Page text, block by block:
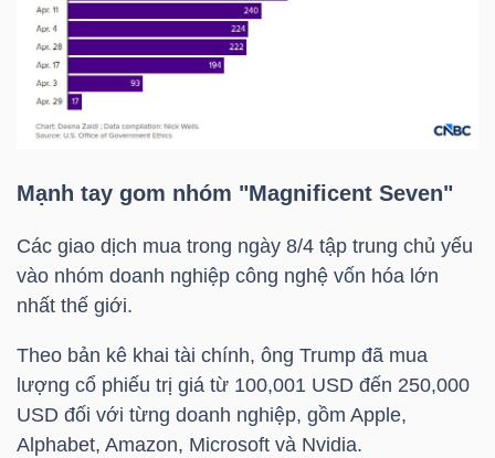
Mạnh tay gom nhóm "Magnificent Seven"
Các giao dịch mua trong ngày 8/4 tập trung chủ yếu
vào nhóm doanh nghiệp công nghệ vốn hóa lớn
nhất thế giới.
Theo bản kê khai tài chính, ông Trump đã mua
lượng cổ phiếu trị giá từ 100,001 USD đến 250,000
USD đối với từng doanh nghiệp, gồm Apple,
Alphabet, Amazon, Microsoft và Nvidia.
YẾU
TIÊU
THIẾT
YẾU
SỨC